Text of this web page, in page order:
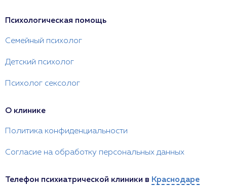
Психологическая помощь
Семейный психолог
Детский психолог
Психолог сексолог
О клинике
Политика конфиденциальности
Согласие на обработку персональных данных
Телефон психиатрической клиники в Краснодаре